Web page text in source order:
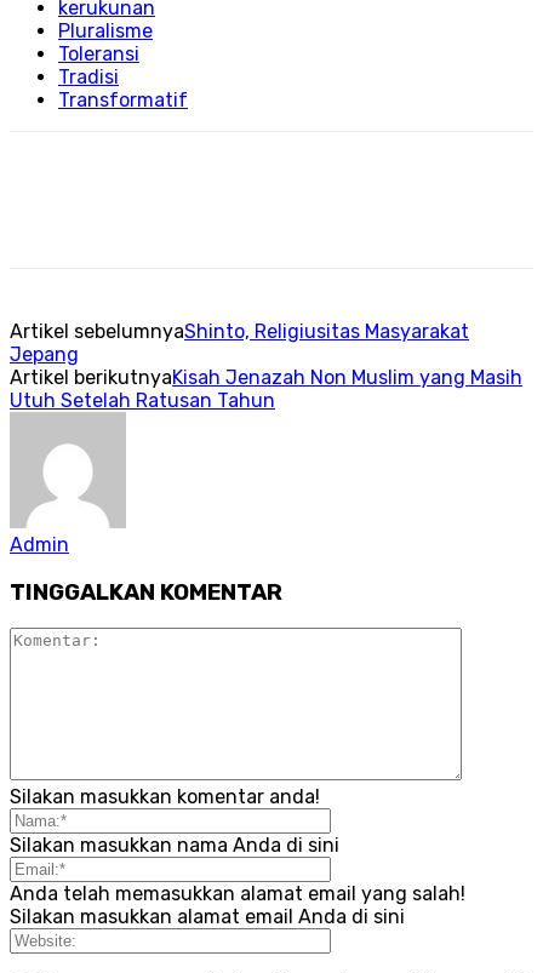
kerukunan
Pluralisme
Toleransi
Tradisi
Transformatif
Artikel sebelumnyaShinto, Religiusitas Masyarakat
Jepang
Artikel berikutnyaKisah Jenazah Non Muslim yang Masih
Utuh Setelah Ratusan Tahun
Admin
TINGGALKAN KOMENTAR
Silakan masukkan komentar anda!
Silakan masukkan nama Anda di sini
Anda telah memasukkan alamat email yang salah!
Silakan masukkan alamat email Anda di sini